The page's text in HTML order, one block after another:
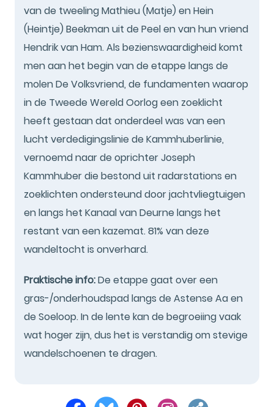
van de tweeling Mathieu (Matje) en Hein
(Heintje) Beekman uit de Peel en van hun vriend
Hendrik van Ham. Als bezienswaardigheid komt
men aan het begin van de etappe langs de
molen De Volksvriend, de fundamenten waarop
in de Tweede Wereld Oorlog een zoeklicht
heeft gestaan dat onderdeel was van een
lucht verdedigingslinie de Kammhuberlinie,
vernoemd naar de oprichter Joseph
Kammhuber die bestond uit radarstations en
zoeklichten ondersteund door jachtvliegtuigen
en langs het Kanaal van Deurne langs het
restant van een kazemat. 81% van deze
wandeltocht is onverhard.
Praktische info:De etappe gaat over een
gras-/onderhoudspad langs de Astense Aa en
de Soeloop. In de lente kan de begroeiing vaak
wat hoger zijn, dus het is verstandig om stevige
wandelschoenen te dragen.